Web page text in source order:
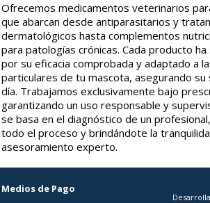
Ofrecemos medicamentos veterinarios
que abarcan desde antiparasitarios y
dermatológicos hasta complementos
para patologías crónicas. Cada producto
por su eficacia comprobada y adaptado a
particulares de tu mascota, asegurando su
día. Trabajamos exclusivamente bajo
garantizando un uso responsable y
se basa en el diagnóstico de un
todo el proceso y brindándote la
asesoramiento experto.
Medios de Pago